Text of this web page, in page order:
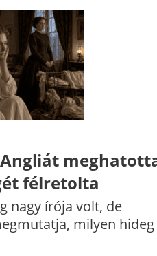
félretolta
nagy írója volt, de
milyen hideg